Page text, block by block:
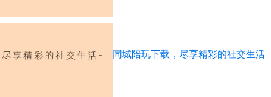
同城陪玩下载，尽享精彩的社交生活